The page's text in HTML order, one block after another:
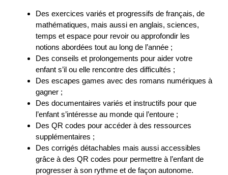
Des exercices variés et progressifs de français, de
mathématiques, mais aussi en anglais, sciences,
temps et espace pour revoir ou approfondir les
notions abordées tout au long de l’année ;
Des conseils et prolongements pour aider votre
enfant s’il ou elle rencontre des difficultés ;
Des escapes games avec des romans numériques à
gagner ;
Des documentaires variés et instructifs pour que
l’enfant s’intéresse au monde qui l’entoure ;
Des QR codes pour accéder à des ressources
supplémentaires ;
Des corrigés détachables mais aussi accessibles
grâce à des QR codes pour permettre à l’enfant de
progresser à son rythme et de façon autonome.